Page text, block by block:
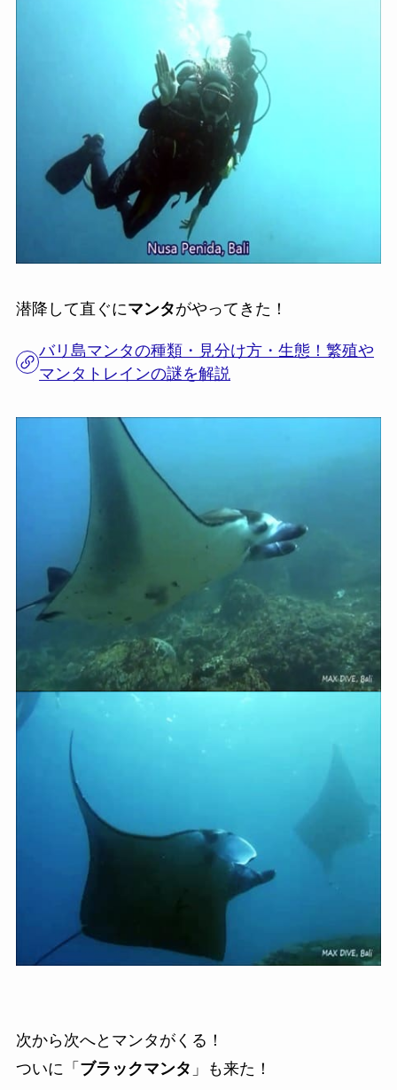
潜降して直ぐにマンタがやってきた！
バリ島マンタの種類・見分け方・生態！繁殖や
マンタトレインの謎を解説
次から次へとマンタがくる！
ついに「 ブラックマンタ 」も来た！